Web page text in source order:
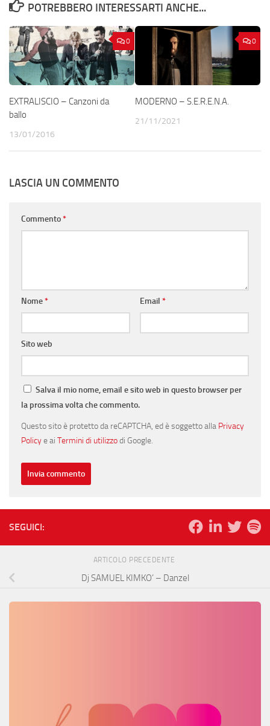
POTREBBERO INTERESSARTI ANCHE...
0
EXTRALISCIO – Canzoni da
ballo
13/01/2016
0
MODERNO – S.E.R.E.N.A.
21/11/2021
LASCIA UN COMMENTO
Commento*
Nome* Email *
Sito web
Salva il mio nome, email e sito web in questo browser per
la prossima volta che commento.
Questo sito è protetto da reCAPTCHA, ed è soggetto alla Privacy
Policye ai Termini di utilizzodi Google.
SEGUICI:
ARTICOLO PRECEDENTE
Dj SAMUEL KIMKO’ – Danzel